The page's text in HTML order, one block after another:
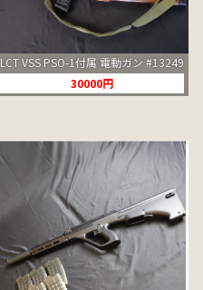
LCT VSS PSO-1付属 電動ガン #13249
30000円